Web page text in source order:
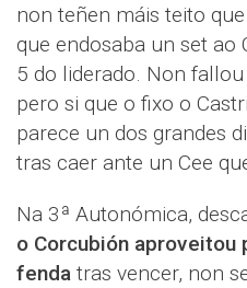
non teñen máis teito
que endosaba un set ao
5 do liderado. Non
pero si que o fixo o
parece un dos grandes
tras caer ante un Cee
Na 3ª Autonómica,
o Corcubión aproveitou
fenda tras vencer, non